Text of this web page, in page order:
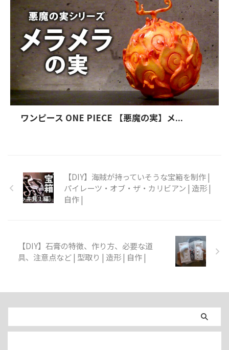
ワンピース ONE PIECE 【悪魔の実】メ...
【DIY】海賊が持っていそうな宝箱を制作 |
パイレーツ・オブ・ザ・カリビアン | 造形 |
自作 |
【DIY】石膏の特徴、作り方、必要な道
具、注意点など | 型取り | 造形 | 自作 |